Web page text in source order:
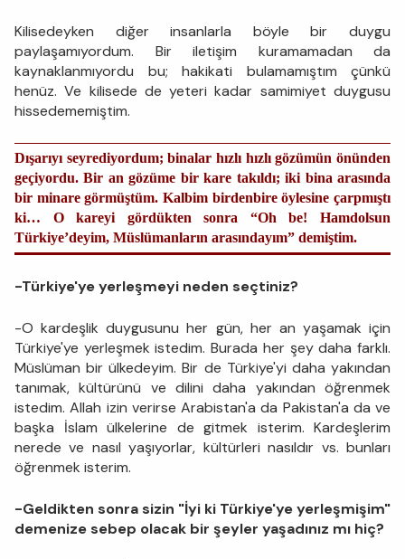
Kilisedeyken diğer insanlarla böyle bir duygu
paylaşamıyordum. Bir iletişim kuramamadan da
kaynaklanmıyordu bu; hakikati bulamamıştım çünkü
henüz. Ve kilisede de yeteri kadar samimiyet duygusu
hissedememiştim.
Dışarıyı seyrediyordum; binalar hızlı hızlı gözümün önünden
geçiyordu. Bir an gözüme bir kare takıldı; iki bina arasında
bir minare görmüştüm. Kalbim birdenbire öylesine çarpmıştı
ki… O kareyi gördükten sonra “Oh be! Hamdolsun
Türkiye’deyim, Müslümanların arasındayım” demiştim.
-Türkiye'ye yerleşmeyi neden seçtiniz?
-O kardeşlik duygusunu her gün, her an yaşamak için
Türkiye'ye yerleşmek istedim. Burada her şey daha farklı.
Müslüman bir ülkedeyim. Bir de Türkiye'yi daha yakından
tanımak, kültürünü ve dilini daha yakından öğrenmek
istedim. Allah izin verirse Arabistan'a da Pakistan'a da ve
başka İslam ülkelerine de gitmek isterim. Kardeşlerim
nerede ve nasıl yaşıyorlar, kültürleri nasıldır vs. bunları
öğrenmek isterim.
-Geldikten sonra sizin "İyi ki Türkiye'ye yerleşmişim"
demenize sebep olacak bir şeyler yaşadınız mı hiç?